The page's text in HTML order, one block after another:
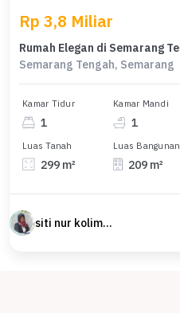
Rp 3,8 Miliar
Semarang Tengah, Semarang
Kamar Tidur
1
Kamar Mandi
1
Luas Tanah
299 m²
Luas Bangunan
209 m²
siti nur kolimah